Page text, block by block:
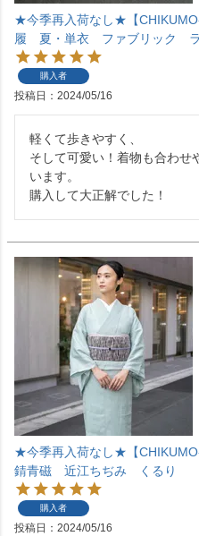
★今季再入荷なし★【
履 夏・単衣 ファブリック ラ
購入者
投稿日 2024/05/16
軽くて歩きやすく、
そして可愛い！着物も合わせ
います。
購入して大正解でした！
★今季再入荷なし★【
錆青磁 近江ちぢみ くるり
購入者
投稿日 2024/05/16